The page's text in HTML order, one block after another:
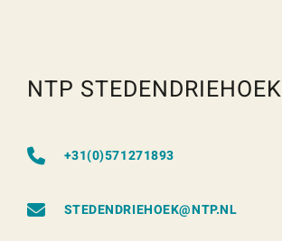
NTP STEDENDRIEHOEK
+31(0)571271893
STEDENDRIEHOEK@NTP.NL